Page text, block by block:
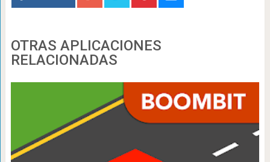
OTRAS APLICACIONES
RELACIONADAS